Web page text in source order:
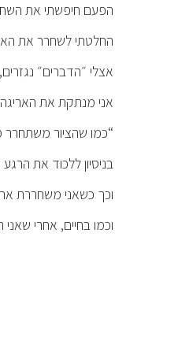
הפעם חיפשתי את
החלטתי לשחרר את
אצלי ״הדברים״
אני מנתקת את
“כמו שהציור
בניסיון ללכוד את
וכך כשאני משחררת
וכמו בחיים, אחרי